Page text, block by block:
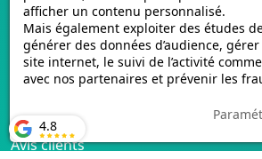
crucial pour votre véhicule, étant à
obligatoires et révélatrices de votre
que propriétaire. Le choix du bon
plaques d'immatriculation est
capitale, car cela peut avoir un
l'esthétique et la conformité aux
vigueur. Le format standard des
d'immatriculation est
Conditions générales de vente
CGU cagnotte
Politique de cookies
Homologation des plaques
Contactez-nous
Avis clients
4.8
afficher un contenu personnalisé.
Mais également exploiter des études
générer des données d’audience,
site internet, le suivi de l’activité
avec nos partenaires et prévenir les